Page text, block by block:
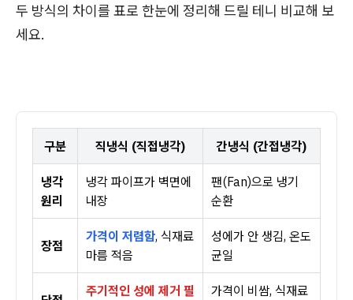
두 방식의 차이를 표로 한눈에 정리해 드릴 테니 비교해 보
세요.
구분 직냉식 (직접냉각) 간냉식 (간접냉각)
냉각
원리
냉각 파이프가 벽면에
내장
팬(Fan)으로 냉기
순환
장점
가격이 저렴함, 식재료
마름 적음
성에가 안 생김, 온도
균일
주기적인 성에 제거 필
가격이 비쌈, 식재료